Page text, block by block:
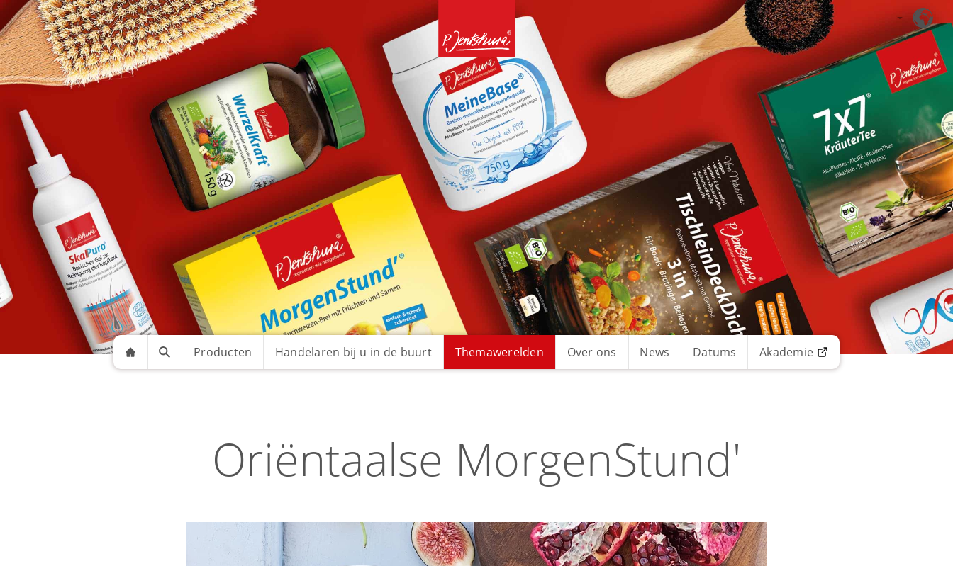
Producten Handelaren bij u in de buurt Themawerelden Over ons News Datums Akademie
Oriëntaalse MorgenStund'